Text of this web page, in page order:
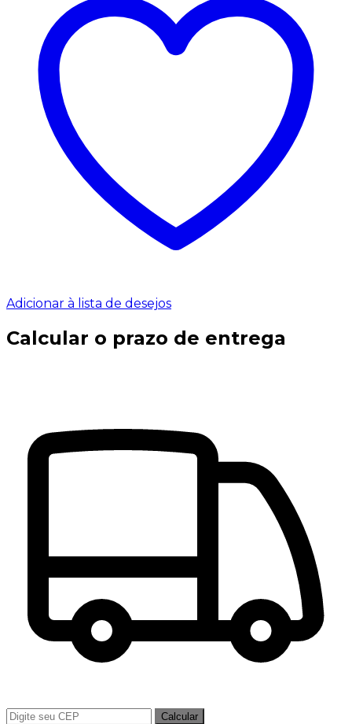
Adicionar à lista de desejos
Calcular o prazo de entrega
Calcular